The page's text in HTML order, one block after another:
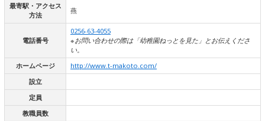
最寄駅・アクセス
方法
燕
電話番号
0256-63-4055
※お問い合わせの際は「幼稚園ねっとを見た」とお伝えくださ
い。
ホームページ
http://www.t-makoto.com/
設立
定員
教職員数